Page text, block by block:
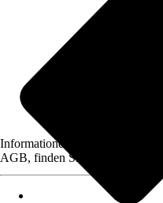
Informationen des Verkäufers,
AGB, finden Sie bei Klick auf